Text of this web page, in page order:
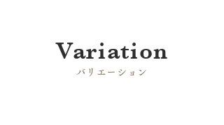
​Variation
​バリエーション